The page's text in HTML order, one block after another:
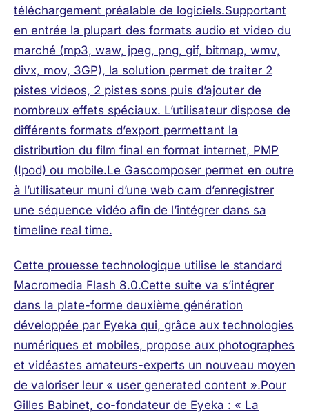
téléchargement préalable de logiciels.Supportant
en entrée la plupart des formats audio et video du
marché (mp3, waw, jpeg, png, gif, bitmap, wmv,
divx, mov, 3GP), la solution permet de traiter 2
pistes videos, 2 pistes sons puis d’ajouter de
nombreux effets spéciaux. L’utilisateur dispose de
différents formats d’export permettant la
distribution du film final en format internet, PMP
(Ipod) ou mobile.Le Gascomposer permet en outre
à l’utilisateur muni d’une web cam d’enregistrer
une séquence vidéo afin de l’intégrer dans sa
timeline real time.
Cette prouesse technologique utilise le standard
Macromedia Flash 8.0.Cette suite va s’intégrer
dans la plate-forme deuxième génération
développée par Eyeka qui, grâce aux technologies
numériques et mobiles, propose aux photographes
et vidéastes amateurs-experts un nouveau moyen
de valoriser leur « user generated content ».Pour
Gilles Babinet, co-fondateur de Eyeka : « La